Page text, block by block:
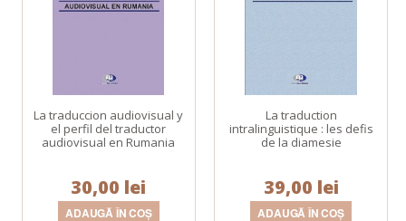
La traduccion audiovisual y
el perfil del traductor
audiovisual en Rumania
30,00 lei
La traduction
intralinguistique : les defis
de la diamesie
39,00 lei